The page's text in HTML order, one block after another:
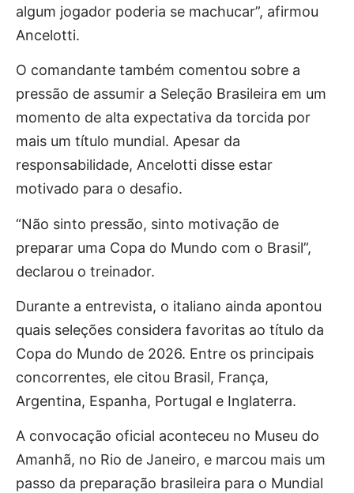
algum jogador poderia se machucar”, afirmou
Ancelotti.
O comandante também comentou sobre a
pressão de assumir a Seleção Brasileira em um
momento de alta expectativa da torcida por
mais um título mundial. Apesar da
responsabilidade, Ancelotti disse estar
motivado para o desafio.
“Não sinto pressão, sinto motivação de
preparar uma Copa do Mundo com o Brasil”,
declarou o treinador.
Durante a entrevista, o italiano ainda apontou
quais seleções considera favoritas ao título da
Copa do Mundo de 2026. Entre os principais
concorrentes, ele citou Brasil, França,
Argentina, Espanha, Portugal e Inglaterra.
A convocação oficial aconteceu no Museu do
Amanhã, no Rio de Janeiro, e marcou mais um
passo da preparação brasileira para o Mundial